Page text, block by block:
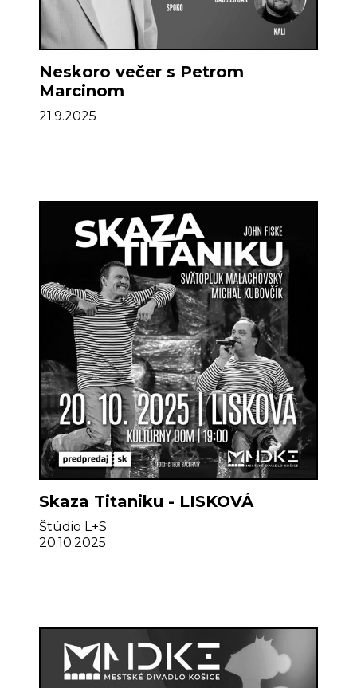
Neskoro večer s Petrom
Marcinom
21.9.2025
Skaza Titaniku - LISKOVÁ
Štúdio L+S
20.10.2025